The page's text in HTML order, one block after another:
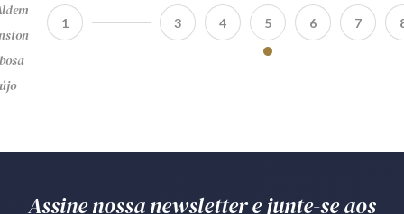
1 3 4 5 6 7
Assine nossa newsletter e junte-se aos